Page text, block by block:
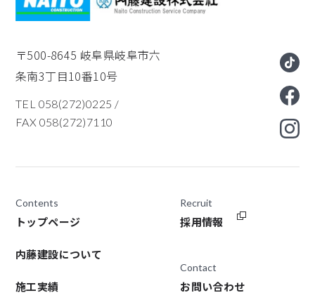
〒500-8645 岐阜県岐阜市六
条南3丁目10番10号
TEL 058(272)0225 /
FAX 058(272)7110
Contents
トップページ
内藤建設について
施工実績
Recruit
採用情報
Contact
お問い合わせ